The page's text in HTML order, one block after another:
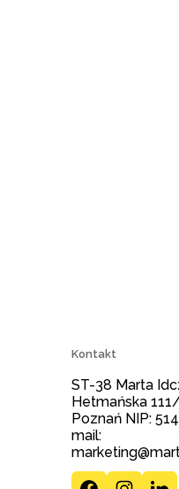
Kontakt
ST-38 Marta
Hetmańska
Poznań NIP:
mail: